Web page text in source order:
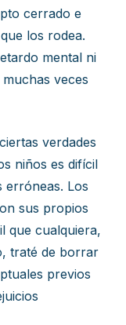
cerrado e
los rodea.
mental ni
veces
verdades
niños es difícil
erróneas. Los
sus propios
que cualquiera,
traté de borrar
previos